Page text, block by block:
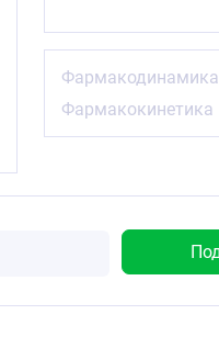
Фармакодинамика
Фармакокинетика